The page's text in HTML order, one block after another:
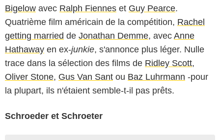
Bigelow avec Ralph Fiennes et Guy Pearce.
Quatrième film américain de la compétition, Rachel
getting married de Jonathan Demme, avec Anne
Hathaway en ex-junkie, s'annonce plus léger. Nulle
trace dans la sélection des films de Ridley Scott,
Oliver Stone, Gus Van Sant ou Baz Luhrmann -pour
la plupart, ils n'étaient semble-t-il pas prêts.
Schroeder et Schroeter